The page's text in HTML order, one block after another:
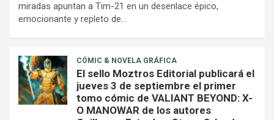
miradas apuntan a Tim-21 en un desenlace épico,
emocionante y repleto de…
CÓMIC & NOVELA GRÁFICA
El sello Moztros Editorial publicará el
jueves 3 de septiembre el primer
tomo cómic de VALIANT BEYOND: X-
O MANOWAR de los autores